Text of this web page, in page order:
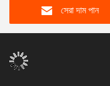
সেরা দাম পান